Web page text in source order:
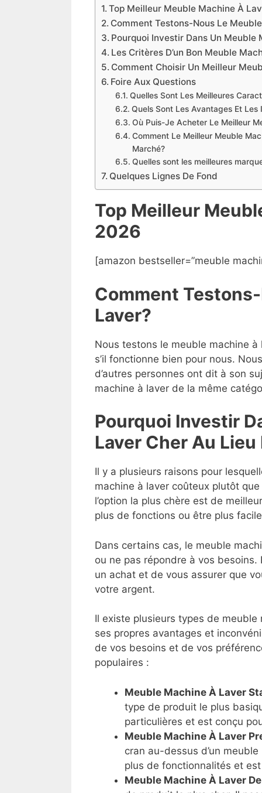
Top Meilleur Meuble Machine À
Comment Testons-Nous Le
Pourquoi Investir Dans Un Meuble
Les Critères D’un Bon Meuble
Comment Choisir Un Meilleur
Foire Aux Questions
Quelles Sont Les Meilleures
Quels Sont Les Avantages Et
Où Puis-Je Acheter Le Meilleur
Comment Le Meilleur Meuble
Marché?
Quelles sont les meilleures
Quelques Lignes De Fond
Top Meilleur
2026
[amazon bestseller=”meuble
Comment
Laver?
Nous testons le meuble machine
s’il fonctionne bien pour nous.
d’autres personnes ont dit à son
machine à laver de la même
Pourquoi Investir
Laver Cher Au Lieu
Il y a plusieurs raisons pour
machine à laver coûteux plutôt
l’option la plus chère est de
plus de fonctions ou être plus
Dans certains cas, le meuble
ou ne pas répondre à vos
un achat et de vous assurer que
votre argent.
Il existe plusieurs types de
ses propres avantages et
de vos besoins et de vos
populaires :
Meuble Machine À Laver
type de produit le plus
particulières et est conçu
Meuble Machine À Laver
cran au-dessus d’un
plus de fonctionnalités et
Meuble Machine À Laver